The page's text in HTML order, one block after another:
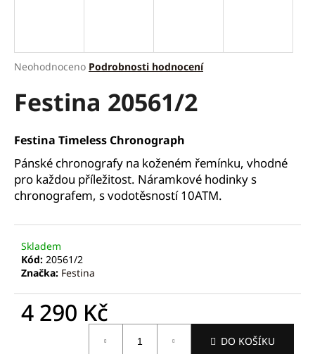
Průměrné
produktu
je
z
5
hvězdiček.
Neohodnoceno Podrobnosti hodnocení
Festina 20561/2
Festina Timeless Chronograph
Pánské chronografy na koženém řemínku, vhodné
pro každou příležitost. Náramkové hodinky s
chronografem, s vodotěsností 10ATM.
Skladem
Kód: 20561/2
Značka: Festina
4 290 Kč
DO KOŠÍKU
í
t
?
HLEDAT
D
o
p
o